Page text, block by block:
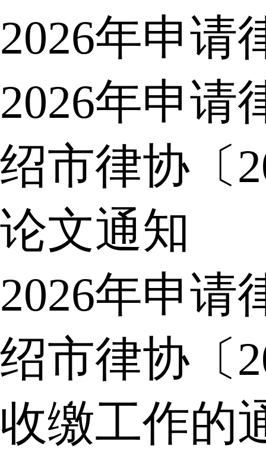
2026年申请
2026年申请
绍市律协〔
论文通知
2026年申请
绍市律协〔
收缴工作的